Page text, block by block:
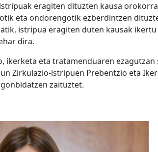
eragiten dituzten kausa
eta ondorengotik ezberdintzen
istripua eragiten duten kausak ikertu
dira.
ikerketa eta tratamenduaren ezagutzan
Zirkulazio-istripuen Prebentzio eta
zaituztet.